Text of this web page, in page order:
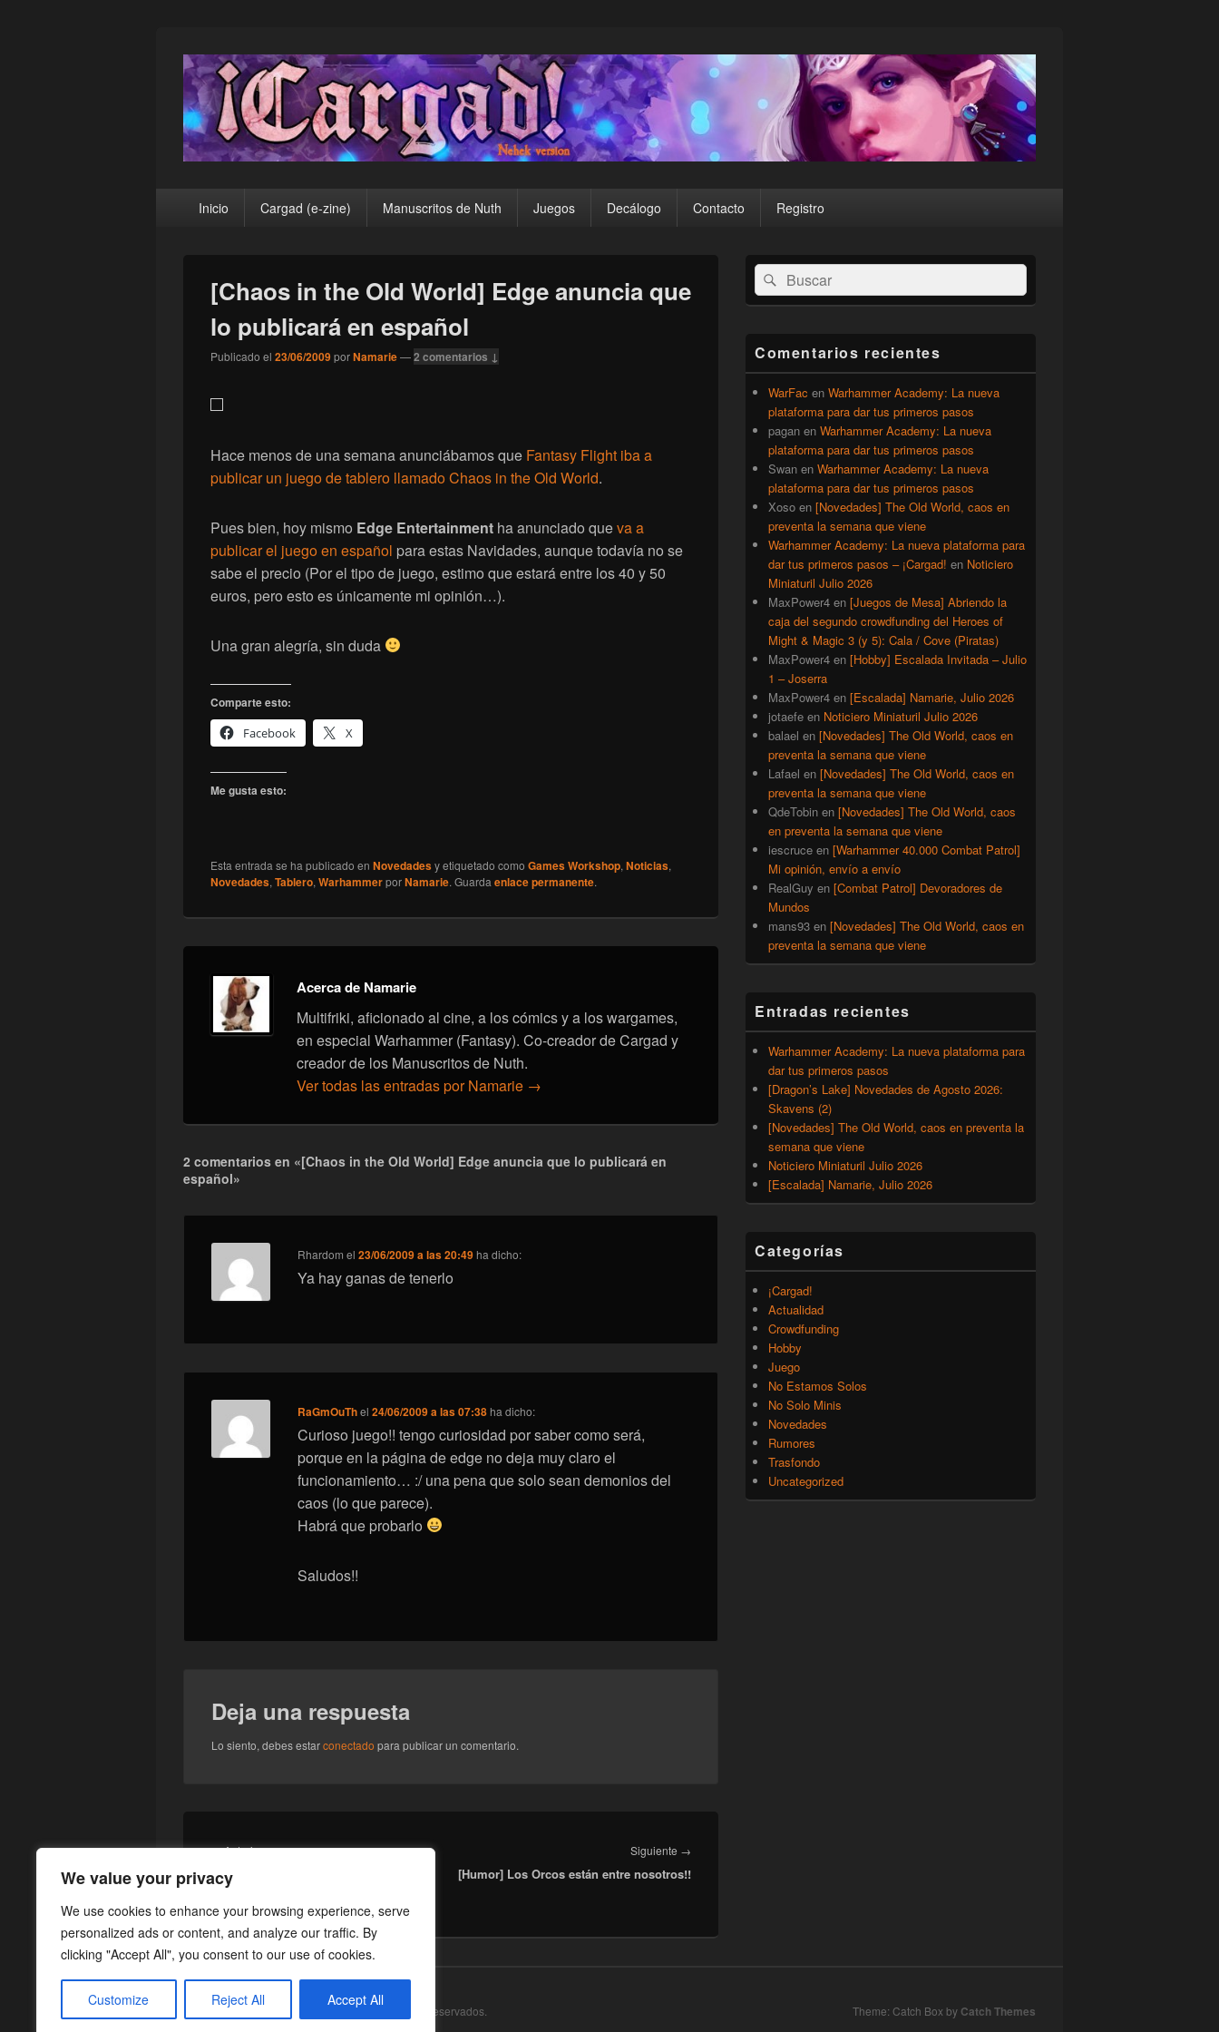
We value your privacy
We use cookies to enhance your browsing experience, serve
personalized ads or content, and analyze our traffic. By
clicking "Accept All", you consent to our use of cookies.
Customize Reject All Accept All
¡Cargad!
principalInicio Cargad (e-zine) Manuscritos de Nuth Juegos Decálogo Contacto Registro
[Chaos in the Old World] Edge anuncia que
lo publicará en español
Publicado el 23/06/2009porNamarie—2 comentarios ↓
Hace menos de una semana anunciábamos que Fantasy Flight iba a
publicar un juego de tablero llamado Chaos in the Old World.
Pues bien, hoy mismo Edge Entertainment ha anunciado queva a
publicar el juego en español para estas Navidades, aunque todavía no se
sabe el precio (Por el tipo de juego, estimo que estará entre los 40 y 50
euros, pero esto es únicamente mi opinión…).
Una gran alegría, sin duda
Comparte esto:
Facebook
X
Me gusta esto:
Esta entrada se ha publicado en Novedadesy etiquetado como Games Workshop, Noticias,
Novedades, Tablero, WarhammerporNamarie. Guarda enlace permanente.
Acerca de Namarie
Multifriki, aficionado al cine, a los cómics y a los wargames,
en especial Warhammer (Fantasy). Co-creador de Cargad y
creador de los Manuscritos de Nuth.
Ver todas las entradas por Namarie →
2 comentarios en «[Chaos in the Old World] Edge anuncia que lo publicará en
español»
Rhardom el23/06/2009 a las 20:49ha dicho:
Ya hay ganas de tenerlo
RaGmOuThel24/06/2009 a las 07:38ha dicho:
Curioso juego!! tengo curiosidad por saber como será,
porque en la página de edge no deja muy claro el
funcionamiento… :/ una pena que solo sean demonios del
caos (lo que parece).
Habrá que probarlo
Saludos!!
Deja una respuesta
Lo siento, debes estarconectado para publicar un comentario.
de
←AnteriorEntrada
[Videojuegos] Warhammer Age of
Siguiente →
[Humor] Los Orcos están entre nosotros!!
El
área
de
lateral
primaria
Buscar
por:
Buscar
Comentarios recientes
WarFac en Warhammer Academy: La nueva
plataforma para dar tus primeros pasos
pagan en Warhammer Academy: La nueva
plataforma para dar tus primeros pasos
Swan en Warhammer Academy: La nueva
plataforma para dar tus primeros pasos
Xoso en [Novedades] The Old World, caos en
preventa la semana que viene
Warhammer Academy: La nueva plataforma para
dar tus primeros pasos – ¡Cargad! en Noticiero
Miniaturil Julio 2026
MaxPower4 en [Juegos de Mesa] Abriendo la
caja del segundo crowdfunding del Heroes of
Might & Magic 3 (y 5): Cala / Cove (Piratas)
MaxPower4 en [Hobby] Escalada Invitada – Julio
1 – Joserra
MaxPower4 en [Escalada] Namarie, Julio 2026
jotaefe en Noticiero Miniaturil Julio 2026
balael en [Novedades] The Old World, caos en
preventa la semana que viene
Lafael en [Novedades] The Old World, caos en
preventa la semana que viene
QdeTobin en [Novedades] The Old World, caos
en preventa la semana que viene
iescruce en [Warhammer 40.000 Combat Patrol]
Mi opinión, envío a envío
RealGuy en [Combat Patrol] Devoradores de
Mundos
mans93 en [Novedades] The Old World, caos en
preventa la semana que viene
Entradas recientes
Warhammer Academy: La nueva plataforma para
dar tus primeros pasos
[Dragon’s Lake] Novedades de Agosto 2026:
Skavens (2)
[Novedades] The Old World, caos en preventa la
semana que viene
Noticiero Miniaturil Julio 2026
[Escalada] Namarie, Julio 2026
Categorías
¡Cargad!
Actualidad
Crowdfunding
Hobby
Juego
No Estamos Solos
No Solo Minis
Novedades
Rumores
Trasfondo
Uncategorized
Copyright © 2026 . Todos los Derechos Reservados. Theme: Catch Box by Catch Themes